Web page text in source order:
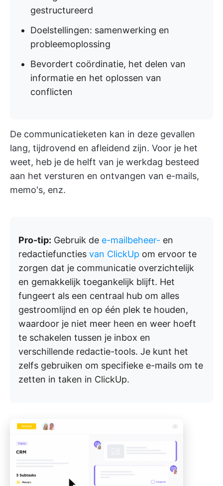
gestructureerd
Doelstellingen: samenwerking en
probleemoplossing
Bevordert coördinatie, het delen van
informatie en het oplossen van
conflicten
De communicatieketen kan in deze gevallen
lang, tijdrovend en afleidend zijn. Voor je het
weet, heb je de helft van je werkdag besteed
aan het versturen en ontvangen van e-mails,
memo's, enz.
Pro-tip: Gebruik de e-mailbeheer- en
redactiefuncties van ClickUp om ervoor te
zorgen dat je communicatie overzichtelijk
en gemakkelijk toegankelijk blijft. Het
fungeert als een centraal hub om alles
gestroomlijnd en op één plek te houden,
waardoor je niet meer heen en weer hoeft
te schakelen tussen je inbox en
verschillende redactie-tools. Je kunt het
zelfs gebruiken om specifieke e-mails om te
zetten in taken in ClickUp.